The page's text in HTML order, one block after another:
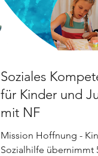
Soziales
für Kinder und
mit NF
Mission Hoffnung -
Sozialhilfe übernimmt